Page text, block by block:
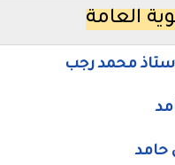
العامة
محمد رجب
حامد